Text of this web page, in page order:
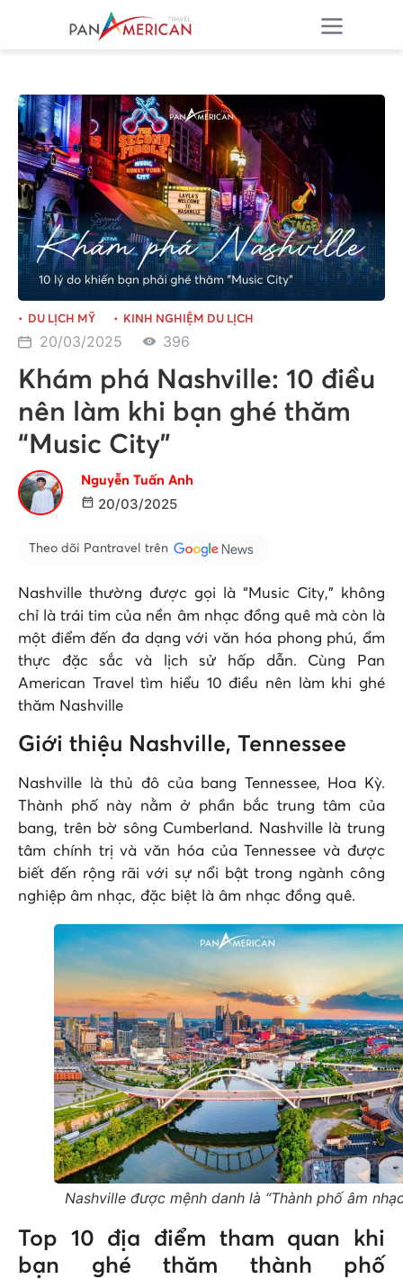
DU LỊCH MỸ KINH NGHIỆM DU LỊCH
20/03/2025 396
Khám phá Nashville: 10 điều
nên làm khi bạn ghé thăm
“Music City”
Nguyễn Tuấn Anh
20/03/2025
Theo dõi Pantravel trên
Nashville thường được gọi là “Music City,” không
chỉ là trái tim của nền âm nhạc đồng quê mà còn là
một điểm đến đa dạng với văn hóa phong phú, ẩm
thực đặc sắc và lịch sử hấp dẫn. Cùng Pan
American Travel tìm hiểu 10 điều nên làm khi ghé
thăm Nashville
Giới thiệu Nashville, Tennessee
Nashville là thủ đô của bang Tennessee, Hoa Kỳ.
Thành phố này nằm ở phần bắc trung tâm của
bang, trên bờ sông Cumberland. Nashville là trung
tâm chính trị và văn hóa của Tennessee và được
biết đến rộng rãi với sự nổi bật trong ngành công
nghiệp âm nhạc, đặc biệt là âm nhạc đồng quê.
Nashville được mệnh danh là “Thành phố âm
Top 10 địa điểm tham quan khi
bạn ghé thăm thành phố